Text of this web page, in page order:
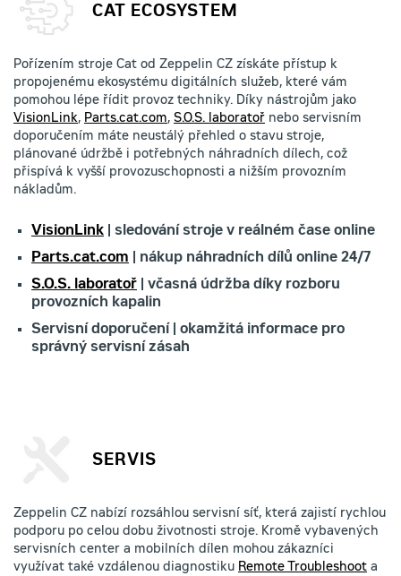
CAT ECOSYSTEM
Pořízením stroje Cat od Zeppelin CZ získáte přístup k
propojenému ekosystému digitálních služeb, které vám
pomohou lépe řídit provoz techniky. Díky nástrojům jako
VisionLink, Parts.cat.com, S.O.S. laboratoř nebo servisním
doporučením máte neustálý přehled o stavu stroje,
plánované údržbě i potřebných náhradních dílech, což
přispívá k vyšší provozuschopnosti a nižším provozním
nákladům.
VisionLink | sledování stroje v reálném čase online
Parts.cat.com | nákup náhradních dílů online 24/7
S.O.S. laboratoř | včasná údržba díky rozboru
provozních kapalin
Servisní doporučení | okamžitá informace pro
správný servisní zásah
SERVIS
Zeppelin CZ nabízí rozsáhlou servisní síť, která zajistí rychlou
podporu po celou dobu životnosti stroje. Kromě vybavených
servisních center a mobilních dílen mohou zákazníci
využívat také vzdálenou diagnostiku Remote Troubleshoot a